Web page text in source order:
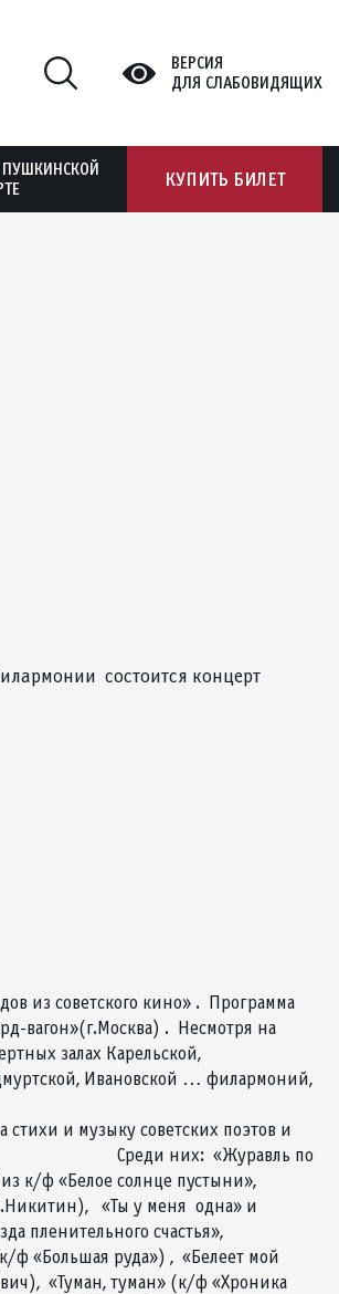
ВЕРСИЯ
ДЛЯ СЛАБОВИДЯЩИХ
КУПИТЬ БИЛЕТ
состоится концерт
из советского кино» . Программа
вагон»(г.Москва) . Несмотря на
залах Карельской,
Ивановской … филармоний,
и уважение зрителей.
и музыку советских поэтов и
! Среди них: «Журавль по
к/ф «Белое солнце пустыни»,
«Ты у меня одна» и
пленительного счастья»,
ф «Большая руда») , «Белеет мой
«Туман, туман» (к/ф «Хроника